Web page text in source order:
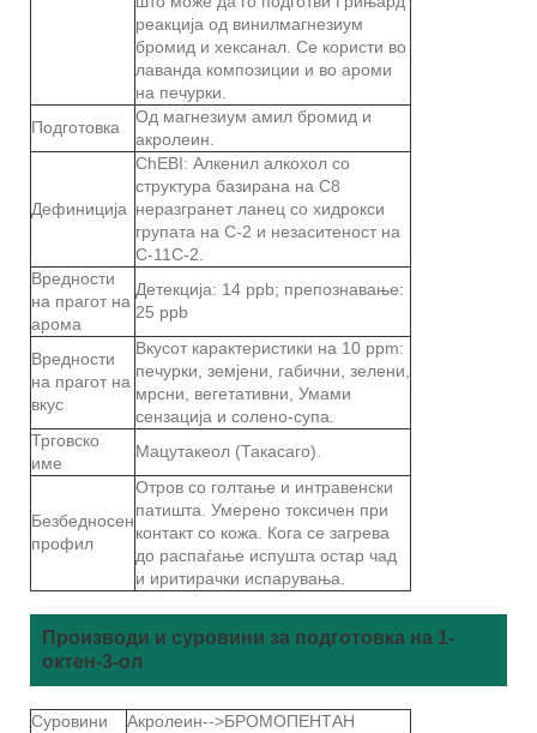
реакција од винилмагнезиум
бромид и хексанал. Се користи во
лаванда композиции и во ароми
на печурки.
Подготовка
Од магнезиум амил бромид и
акролеин.
Дефиниција
ChEBI: Алкенил алкохол со
структура базирана на C8
неразгранет ланец со хидрокси
групата на C-2 и незаситеност на
C-11C-2.
Вредности
на прагот на
арома
Детекција: 14 ppb; препознавање:
25 ppb
Вредности
на прагот на
вкус
Вкусот карактеристики на 10 ppm:
печурки, земјени, габични, зелени,
мрсни, вегетативни, Умами
сензација и солено-супа.
Трговско
име
Мацутакеол (Такасаго).
Безбедносен
профил
Отров со голтање и интравенски
патишта. Умерено токсичен при
контакт со кожа. Кога се загрева
до распаѓање испушта остар чад
и иритирачки испарувања.
Производи и суровини за подготовка на 1-
октен-3-ол
Суровини Акролеин-->БРОМОПЕНТАН